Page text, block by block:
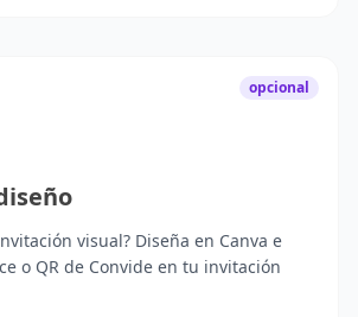
opcional
visual? Diseña en Canva e
o QR de Convide en tu invitación